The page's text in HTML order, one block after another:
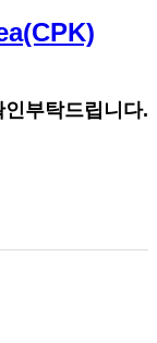
인부탁드립니다.